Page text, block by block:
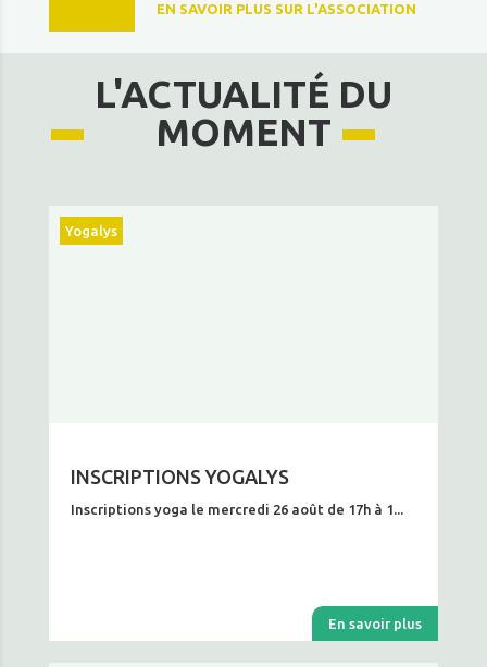
EN SAVOIR PLUS SUR L'ASSOCIATION
L'ACTUALITÉ DU
MOMENT
INSCRIPTIONS YOGALYS
Inscriptions yoga le mercredi 26 août de 17h à 1...
En savoir plus
Yogalys